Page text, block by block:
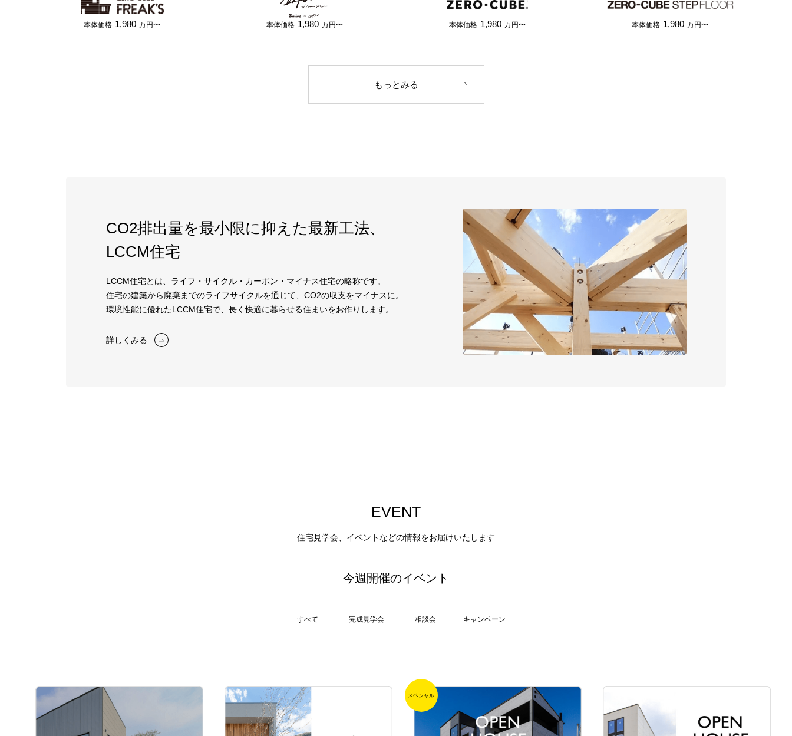
本体価格 1,980 万円〜 本体価格 1,980 万円〜 本体価格 1,980 万円〜 本体価格 1,980 万円〜
もっとみる
CO2排出量を最小限に抑えた最新工法、
LCCM住宅
LCCM住宅とは、ライフ・サイクル・カーボン・マイナス住宅の略称です。
住宅の建築から廃棄までのライフサイクルを通じて、CO2の収支をマイナスに。
環境性能に優れたLCCM住宅で、長く快適に暮らせる住まいをお作りします。
詳しくみる
EVENT
住宅見学会、イベントなどの情報をお届けいたします
今週開催のイベント
すべて 完成見学会 相談会 キャンペーン